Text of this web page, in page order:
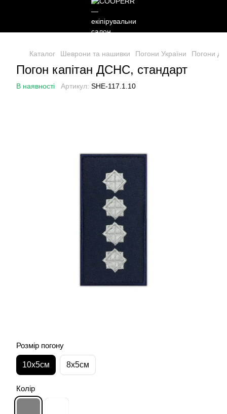
Каталог Шеврони та нашивки Погони України Погони
Погон капітан ДСНС, стандарт
В наявності Артикул: SHE-117.1.10
Розмір погону
10х5см 8х5см
Колір